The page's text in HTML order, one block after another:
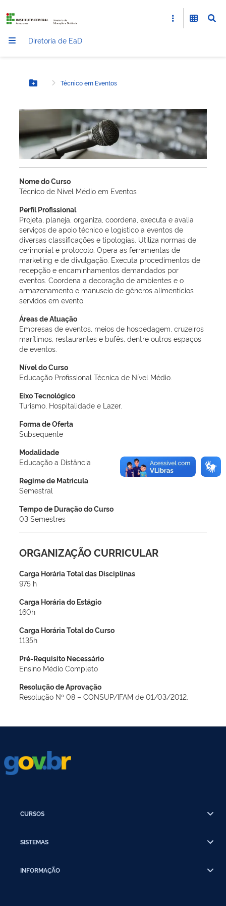
Diretoria de EaD
Botão MenuTécnico em Eventos
Nome do Curso
Técnico de Nível Médio em Eventos
Perfil Profissional
Projeta, planeja, organiza, coordena, executa e avalia
serviços de apoio técnico e logístico a eventos de
diversas classificações e tipologias. Utiliza normas de
cerimonial e protocolo. Opera as ferramentas de
marketing e de divulgação. Executa procedimentos de
recepção e encaminhamentos demandados por
eventos. Coordena a decoração de ambientes e o
armazenamento e manuseio de gêneros alimentícios
servidos em evento.
Áreas de Atuação
Empresas de eventos, meios de hospedagem, cruzeiros
marítimos, restaurantes e bufês, dentre outros espaços
de eventos.
Nível do Curso
Educação Profissional Técnica de Nível Médio.
Eixo Tecnológico
Turismo, Hospitalidade e Lazer.
Forma de Oferta
Subsequente
Modalidade
Educação a Distância
Regime de Matrícula
Semestral
Tempo de Duração do Curso
03 Semestres
ORGANIZAÇÃO CURRICULAR
Carga Horária Total das Disciplinas
975 h
Carga Horária do Estágio
160h
Carga Horária Total do Curso
1135h
Pré-Requisito Necessário
Ensino Médio Completo
Resolução de Aprovação
Resolução Nº 08 – CONSUP/IFAM de 01/03/2012.
CURSOS
SISTEMAS
INFORMAÇÃO